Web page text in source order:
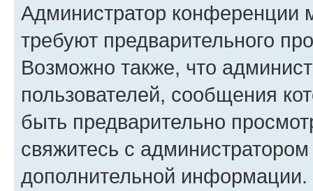
Администратор конференции
требуют предварительного
Возможно также, что
пользователей, сообщения
быть предварительно
свяжитесь с
дополнительной информации.